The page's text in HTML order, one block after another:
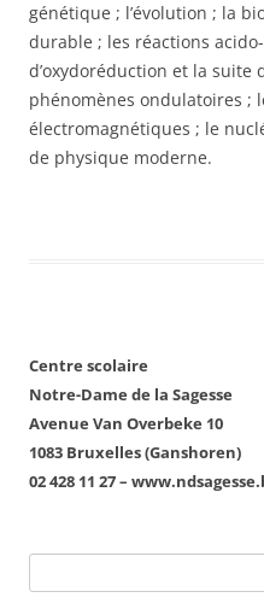
génétique ; l’évolution ; la
durable ; les réactions
d’oxydoréduction et la suite
phénomènes ondulatoires ;
électromagnétiques ; le
de physique moderne.
Centre scolaire
Notre-Dame de la Sagesse
Avenue Van Overbeke 10
1083 Bruxelles (Ganshoren)
02 428 11 27 –